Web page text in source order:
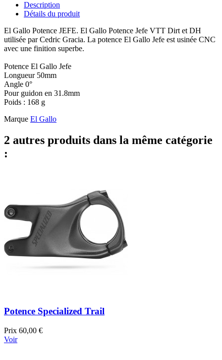
Description
Détails du produit
El Gallo Potence JEFE. El Gallo Potence Jefe VTT Dirt et DH
utilisée par Cedric Gracia. La potence El Gallo Jefe est usinée CNC
avec une finition superbe.
Potence El Gallo Jefe
Longueur 50mm
Angle 0°
Pour guidon en 31.8mm
Poids : 168 g
Marque El Gallo
2 autres produits dans la même catégorie
:
Potence Specialized Trail
Prix 60,00 €
Voir